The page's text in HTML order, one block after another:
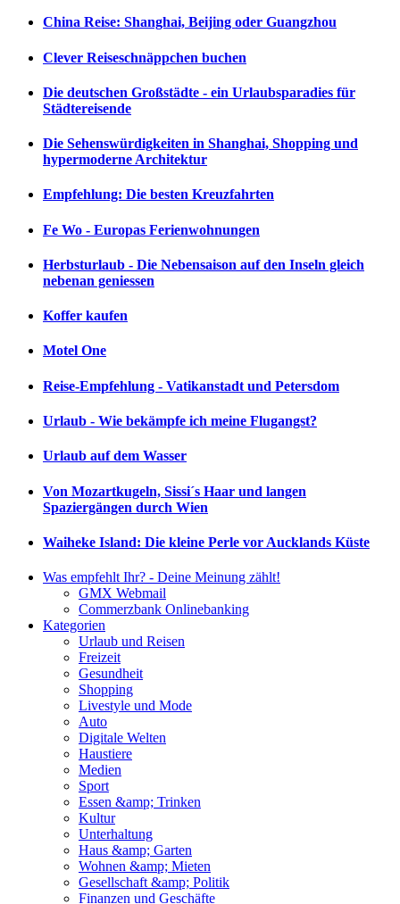
China Reise: Shanghai, Beijing oder Guangzhou
Clever Reiseschnäppchen buchen
Die deutschen Großstädte - ein Urlaubsparadies für
Städtereisende
Die Sehenswürdigkeiten in Shanghai, Shopping und
hypermoderne Architektur
Empfehlung: Die besten Kreuzfahrten
Fe Wo - Europas Ferienwohnungen
Herbsturlaub - Die Nebensaison auf den Inseln gleich
nebenan geniessen
Koffer kaufen
Motel One
Reise-Empfehlung - Vatikanstadt und Petersdom
Urlaub - Wie bekämpfe ich meine Flugangst?
Urlaub auf dem Wasser
Von Mozartkugeln, Sissi´s Haar und langen
Spaziergängen durch Wien
Waiheke Island: Die kleine Perle vor Aucklands Küste
Was empfehlt Ihr? - Deine Meinung zählt!
GMX Webmail
Commerzbank Onlinebanking
Kategorien
Urlaub und Reisen
Freizeit
Gesundheit
Shopping
Livestyle und Mode
Auto
Digitale Welten
Haustiere
Medien
Sport
Essen &amp; Trinken
Kultur
Unterhaltung
Haus &amp; Garten
Wohnen &amp; Mieten
Gesellschaft &amp; Politik
Finanzen und Geschäfte